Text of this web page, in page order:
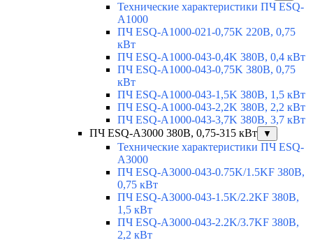
Технические характеристики ПЧ ESQ-
A1000
ПЧ ESQ-A1000-021-0,75K 220В, 0,75
кВт
ПЧ ESQ-A1000-043-0,4K 380В, 0,4 кВт
ПЧ ESQ-A1000-043-0,75K 380В, 0,75
кВт
ПЧ ESQ-A1000-043-1,5K 380В, 1,5 кВт
ПЧ ESQ-A1000-043-2,2K 380В, 2,2 кВт
ПЧ ESQ-A1000-043-3,7K 380В, 3,7 кВт
ПЧ ESQ-A3000 380В, 0,75-315 кВт
▼
Технические характеристики ПЧ ESQ-
A3000
ПЧ ESQ-A3000-043-0.75K/1.5KF 380В,
0,75 кВт
ПЧ ESQ-A3000-043-1.5K/2.2KF 380В,
1,5 кВт
ПЧ ESQ-A3000-043-2.2K/3.7KF 380В,
2,2 кВт